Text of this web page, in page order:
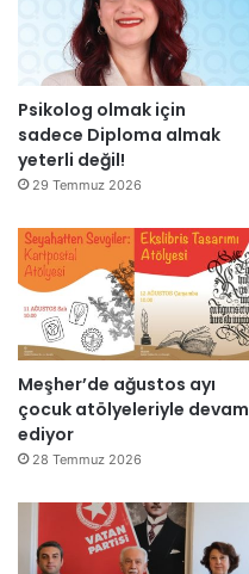
ç
ı
l
d
Psikolog olmak için
sadece Diploma almak
yeterli değil!
29 Temmuz 2026
Meşher’de ağustos ayı
çocuk atölyeleriyle devam
ediyor
28 Temmuz 2026